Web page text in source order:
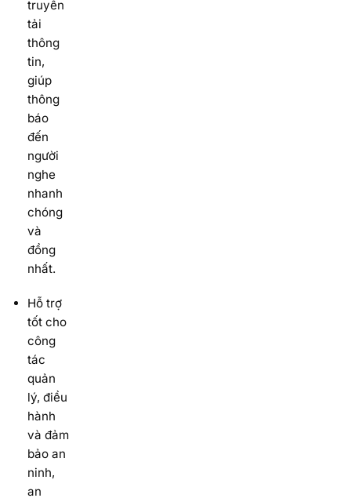
truyền
tải
thông
tin,
giúp
thông
báo
đến
người
nghe
nhanh
chóng
và
đồng
nhất.
Hỗ trợ
tốt cho
công
tác
quản
lý, điều
hành
và đảm
bảo an
ninh,
an